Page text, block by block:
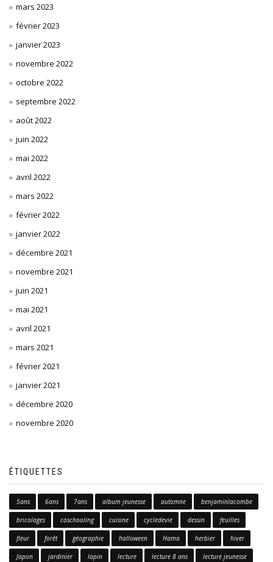
mars 2023
février 2023
janvier 2023
novembre 2022
octobre 2022
septembre 2022
août 2022
juin 2022
mai 2022
avril 2022
mars 2022
février 2022
janvier 2022
décembre 2021
novembre 2021
juin 2021
mai 2021
avril 2021
mars 2021
février 2021
janvier 2021
décembre 2020
novembre 2020
ÉTIQUETTES
5ans 6ans 7ans album jeunesse automne benjaminlacombe
bricolages coschooling cuisine cycledevie dessin feuilles
fleur forêt géographie halloween Hama herbier hiver
Japon jardinier lapin lecture lecture 8 ans lecture jeunesse